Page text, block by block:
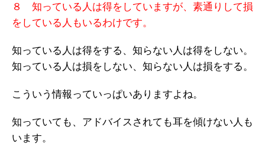
８ 知っている人は得をしていますが、 素通りして損
をしている人もいるわけです。
知っている人は得をする、知らない人は得をしない。
知っている人は損をしない、知らない人は損をする。
こういう情報っていっぱいありますよね。
知っていても、アドバイスされても耳を傾けない人も
います。